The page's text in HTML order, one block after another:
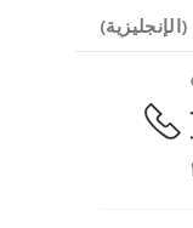
(الإنجليزية)